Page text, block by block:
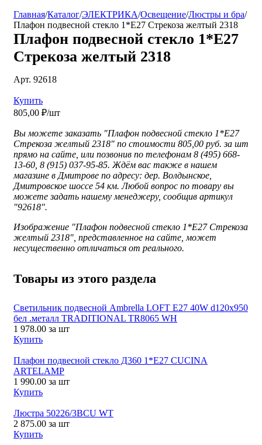
Главная/Каталог/ЭЛЕКТРИКА/Освещение/Люстры и бра/
Плафон подвесной стекло 1*Е27 Стрекоза желтый 2318
Плафон подвесной стекло 1*Е27
Стрекоза желтый 2318
Арт. 92618
Купить
805,00 ₽/шт
Вы можете заказать "Плафон подвесной стекло 1*Е27
Стрекоза желтый 2318" по стоимости 805,00 руб. за шт
прямо на сайте, или позвонив по телефонам 8 (495) 668-
13-60, 8 (915) 037-95-85. Ждём вас также в нашем
магазине в Дмитрове по адресу: дер. Волдынское,
Дмитровское шоссе 54 км. Любой вопрос по товару вы
можете задать нашему менеджеру, сообщив артикул
"92618".
Изображение "Плафон подвесной стекло 1*Е27 Стрекоза
желтый 2318", представленное на сайте, может
несущественно отличаться от реального.
Товары из этого раздела
Светильник подвесной Ambrella LOFT E27 40W d120x950
бел .металл TRADITIONAL TR8065 WH
1 978.00 за шт
Купить
Плафон подвесной стекло Д360 1*Е27 CUCINA
ARTELAMP
1 990.00 за шт
Купить
Люстра 50226/3BCU WT
2 875.00 за шт
Купить